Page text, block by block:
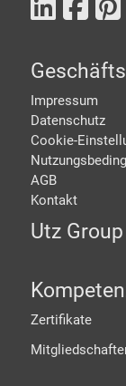
Impressum
Datenschutz
Cookie-
AGB
Kontakt
Utz Group
Zertifikate